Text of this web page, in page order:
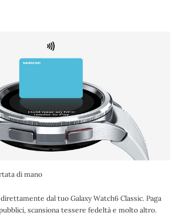
di mano
dal tuo Galaxy Watch6 Classic. Paga
scansiona tessere fedeltà e molto altro.